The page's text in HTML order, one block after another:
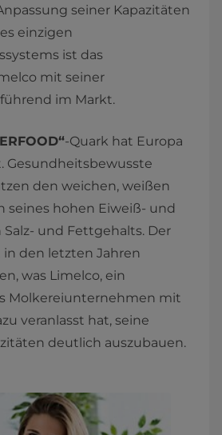
seiner Kapazitäten
einzigen
ist das
mit seiner
im Markt.
-Quark hat Europa
Gesundheitsbewusste
den weichen, weißen
seines hohen Eiweiß- und
und Fettgehalts. Der
den letzten Jahren
was Limelco, ein
Molkereiunternehmen mit
veranlasst hat, seine
deutlich auszubauen.